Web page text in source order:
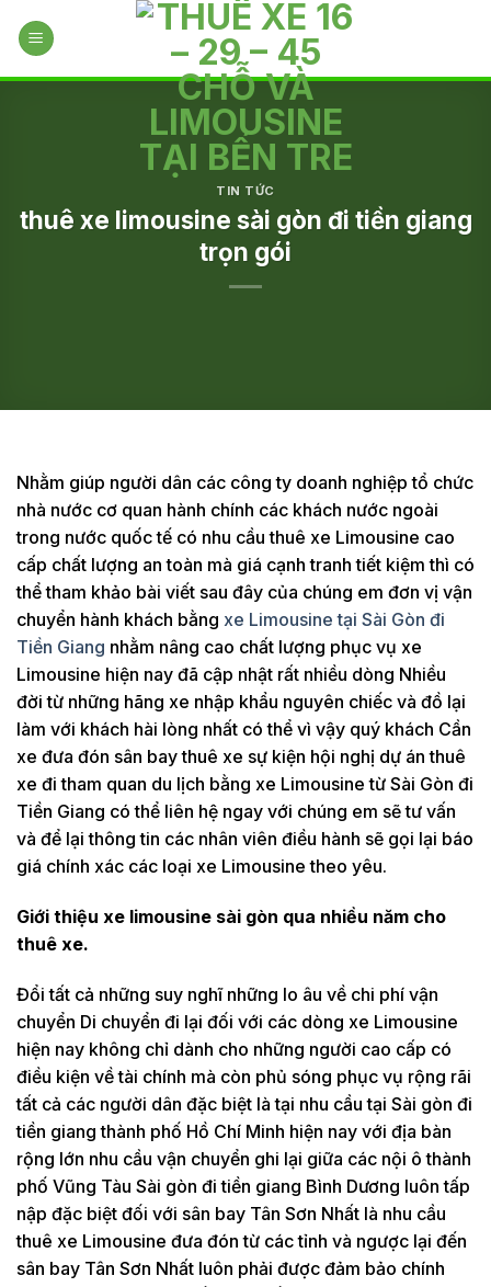
TIN TỨC
thuê xe limousine sài gòn đi tiền giang
trọn gói
Nhằm giúp người dân các công ty doanh nghiệp tổ chức
nhà nước cơ quan hành chính các khách nước ngoài
trong nước quốc tế có nhu cầu thuê xe Limousine cao
cấp chất lượng an toàn mà giá cạnh tranh tiết kiệm thì có
thể tham khảo bài viết sau đây của chúng em đơn vị vận
chuyển hành khách bằng xe Limousine tại Sài Gòn đi
Tiền Giang nhằm nâng cao chất lượng phục vụ xe
Limousine hiện nay đã cập nhật rất nhiều dòng Nhiều
đời từ những hãng xe nhập khẩu nguyên chiếc và đồ lại
làm với khách hài lòng nhất có thể vì vậy quý khách Cần
xe đưa đón sân bay thuê xe sự kiện hội nghị dự án thuê
xe đi tham quan du lịch bằng xe Limousine từ Sài Gòn đi
Tiền Giang có thể liên hệ ngay với chúng em sẽ tư vấn
và để lại thông tin các nhân viên điều hành sẽ gọi lại báo
giá chính xác các loại xe Limousine theo yêu.
Giới thiệu xe limousine sài gòn qua nhiều năm cho
thuê xe.
Đổi tất cả những suy nghĩ những lo âu về chi phí vận
chuyển Di chuyển đi lại đối với các dòng xe Limousine
hiện nay không chỉ dành cho những người cao cấp có
điều kiện về tài chính mà còn phủ sóng phục vụ rộng rãi
tất cả các người dân đặc biệt là tại nhu cầu tại Sài gòn đi
tiền giang thành phố Hồ Chí Minh hiện nay với địa bàn
rộng lớn nhu cầu vận chuyển ghi lại giữa các nội ô thành
phố Vũng Tàu Sài gòn đi tiền giang Bình Dương luôn tấp
nập đặc biệt đối với sân bay Tân Sơn Nhất là nhu cầu
thuê xe Limousine đưa đón từ các tỉnh và ngược lại đến
sân bay Tân Sơn Nhất luôn phải được đảm bảo chính